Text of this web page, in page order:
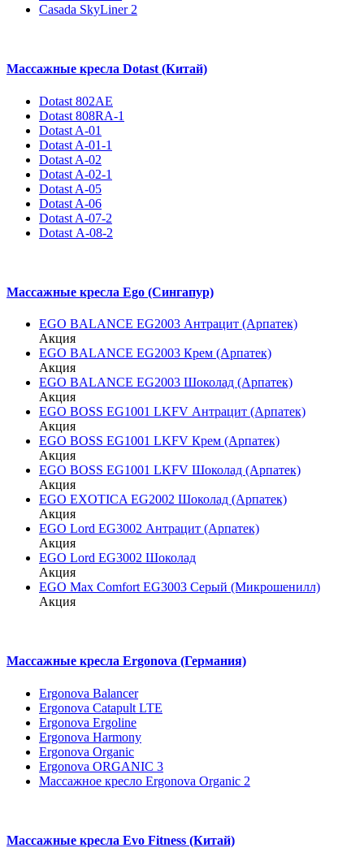
Casada SkyLiner 2
Массажные кресла Dotast (Китай)
Dotast 802AE
Dotast 808RA-1
Dotast A-01
Dotast A-01-1
Dotast A-02
Dotast A-02-1
Dotast A-05
Dotast A-06
Dotast A-07-2
Dotast А-08-2
Массажные кресла Ego (Сингапур)
EGO BALANCE EG2003 Антрацит (Арпатек)
Акция
EGO BALANCE EG2003 Крем (Арпатек)
Акция
EGO BALANCE EG2003 Шоколад (Арпатек)
Акция
EGO BOSS EG1001 LKFV Антрацит (Арпатек)
Акция
EGO BOSS EG1001 LKFV Крем (Арпатек)
Акция
EGO BOSS EG1001 LKFV Шоколад (Арпатек)
Акция
EGO EXOTICA EG2002 Шоколад (Арпатек)
Акция
EGO Lord EG3002 Антрацит (Арпатек)
Акция
EGO Lord EG3002 Шоколад
Акция
EGO Max Comfort EG3003 Серый (Микрошенилл)
Акция
Массажные кресла Ergonova (Германия)
Ergonova Balancer
Ergonova Catapult LTE
Ergonova Ergoline
Ergonova Harmony
Ergonova Organic
Ergonova ORGANIC 3
Массажное кресло Ergonova Organic 2
Массажные кресла Evo Fitness (Китай)